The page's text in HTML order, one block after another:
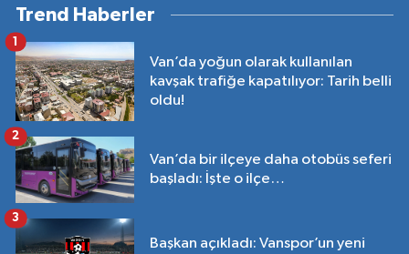
Trend Haberler
Van’da yoğun olarak kullanılan
kavşak trafiğe kapatılıyor: Tarih belli
oldu!
1
Van’da bir ilçeye daha otobüs seferi
başladı: İşte o ilçe…
2
Başkan açıkladı: Vanspor’un yeni
3